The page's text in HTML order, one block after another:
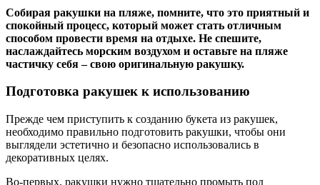
Собирая ракушки на пляже, помните, что это приятный и
спокойный процесс, который может стать отличным
способом провести время на отдыхе. Не спешите,
наслаждайтесь морским воздухом и оставьте на пляже
частичку себя – свою оригинальную ракушку.
Подготовка ракушек к использованию
Прежде чем приступить к созданию букета из ракушек,
необходимо правильно подготовить ракушки, чтобы они
выглядели эстетично и безопасно использовались в
декоративных целях.
Во-первых, ракушки нужно тщательно промыть под